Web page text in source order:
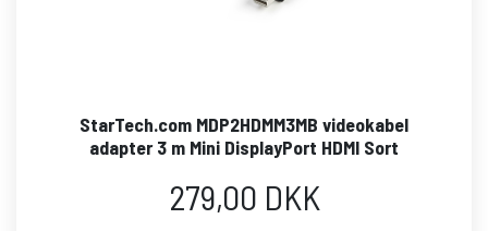
StarTech.com MDP2HDMM3MB videokabel
adapter 3 m Mini DisplayPort HDMI Sort
279,00 DKK